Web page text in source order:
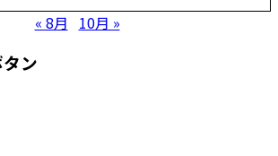
« 8月
10月 »
ン